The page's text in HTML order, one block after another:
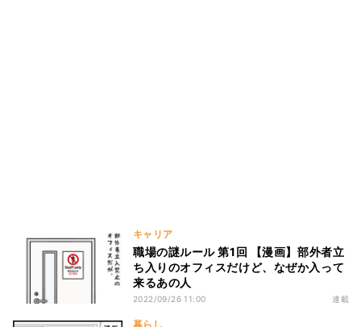
キャリア
職場の謎ルール 第1回 【漫画】部外者立
ち入りのオフィスだけど、なぜか入って
来るあの人
2022/09/26 11:00 連載
暮らし